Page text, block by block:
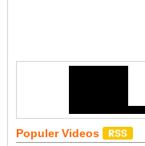
Populer Videos